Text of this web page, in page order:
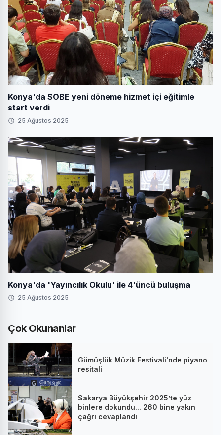
Konya'da SOBE yeni döneme hizmet içi eğitimle
start verdi
25 Ağustos 2025
Konya'da 'Yayıncılık Okulu' ile 4'üncü buluşma
25 Ağustos 2025
Çok Okunanlar
Gümüşlük Müzik Festivali'nde piyano
resitali
Sakarya Büyükşehir 2025’te yüz
binlere dokundu... 260 bine yakın
çağrı cevaplandı